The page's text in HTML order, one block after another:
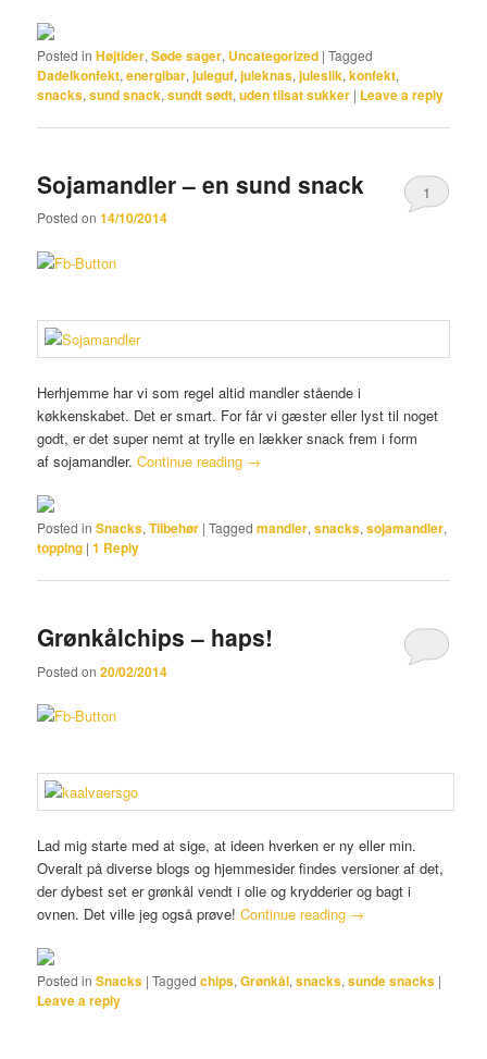
Posted in Højtider,Søde sager, Uncategorized |Tagged
Dadelkonfekt,energibar,juleguf,juleknas,juleslik,konfekt,
snacks,sund snack,sundt sødt,uden tilsat sukker | Leave a reply
Sojamandler – en sund snack
Posted on14/10/2014
1
Herhjemme har vi som regel altid mandler stående i
køkkenskabet. Det er smart. For får vi gæster eller lyst til noget
godt, er det super nemt at trylle en lækker snack frem i form
af sojamandler.Continue reading →
Posted in Snacks,Tilbehør |Tagged mandler,snacks,sojamandler,
topping |1 Reply
Grønkålchips – haps!
Posted on20/02/2014
Lad mig starte med at sige, at ideen hverken er ny eller min.
Overalt på diverse blogs og hjemmesider findes versioner af det,
der dybest set er grønkål vendt i olie og krydderier og bagt i
ovnen. Det ville jeg også prøve!Continue reading →
Posted in Snacks |Tagged chips,Grønkål,snacks,sunde snacks |
Leave a reply